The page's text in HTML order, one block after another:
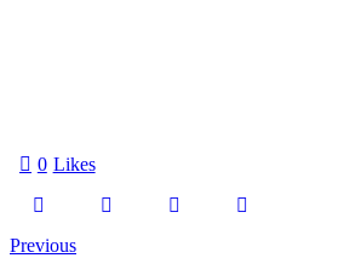
0 Likes
Previous